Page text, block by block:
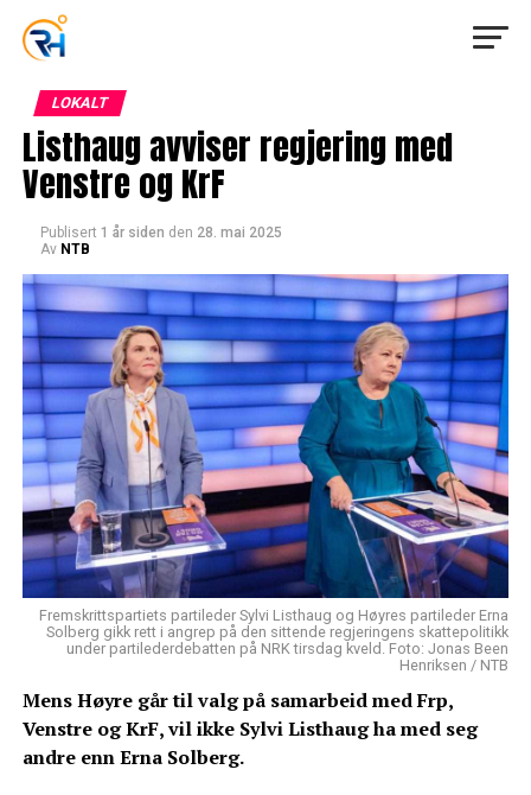
LOKALT
Listhaug avviser regjering med
Venstre og KrF
Publisert 1 år siden den 28. mai 2025
Av NTB
Fremskrittspartiets partileder Sylvi Listhaug og Høyres partileder Erna
Solberg gikk rett i angrep på den sittende regjeringens skattepolitikk
under partilederdebatten på NRK tirsdag kveld. Foto: Jonas Been
Henriksen / NTB
Mens Høyre går til valg på samarbeid med Frp,
Venstre og KrF, vil ikke Sylvi Listhaug ha med seg
andre enn Erna Solberg.